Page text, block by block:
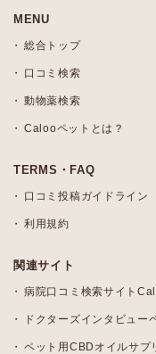
MENU
総合トップ
口コミ検索
動物薬検索
Calooペットとは？
TERMS・FAQ
口コミ投稿ガイドライン
利用規約
関連サイト
病院口コミ検索サイト
ドクターズインタビュー
ペット用CBDオイルサプ